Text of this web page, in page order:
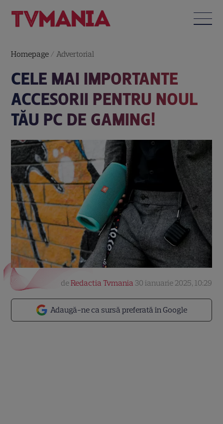
Homepage / Advertorial
CELE MAI IMPORTANTE
ACCESORII PENTRU NOUL
TĂU PC DE GAMING!
Adaugă-ne ca sursă preferată în Google
deRedactia Tvmania 30 ianuarie 2025, 10:29